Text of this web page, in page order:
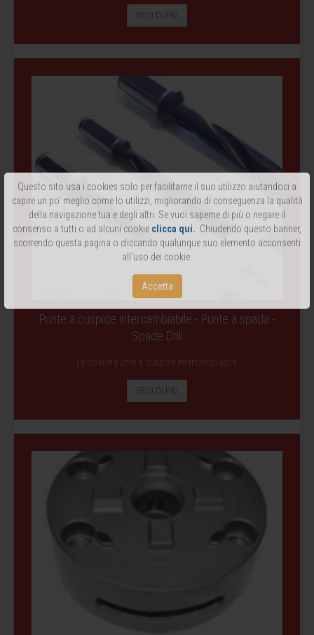
Questo sito usa i cookies solo per facilitarne il suo utilizzo aiutandoci a
capire un po' meglio come lo utilizzi, migliorando di conseguenza la qualità
della navigazione tua e degli altri. Se vuoi saperne di più o negare il
consenso a tutti o ad alcuni cookie clicca qui. Chiudendo questo banner,
scorrendo questa pagina o cliccando qualunque suo elemento acconsenti
all'uso dei cookie.
Accetta
VEDI DI PIÙ
Punte a cuspide intercambiabile - Punte a spada -
Spade Drill
Le nostre punte a cuspide intercambiabile.
VEDI DI PIÙ